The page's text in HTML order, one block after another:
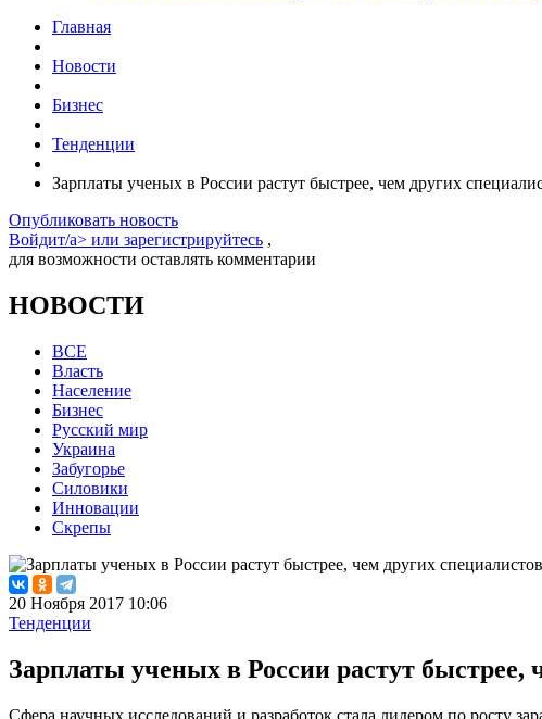
Главная
Новости
Бизнес
Тенденции
Зарплаты ученых в России растут быстрее, чем других
Опубликовать новость
Войдит/a> или зарегистрируйтесь ,
для возможности оставлять комментарии
НОВОСТИ
ВСЕ
Власть
Население
Бизнес
Русский мир
Украина
Забугорье
Силовики
Инновации
Скрепы
20 Ноября 2017 10:06
Тенденции
Зарплаты ученых в России растут быстрее,
Сфера научных исследований и разработок стала лидером по росту